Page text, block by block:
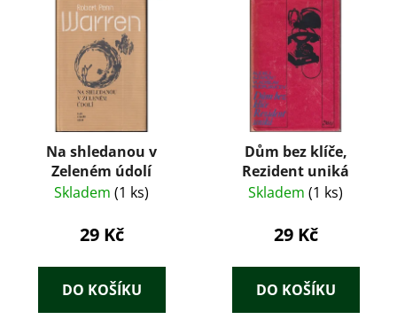
Na shledanou v
Zeleném údolí
Skladem (1 ks)
29 Kč
DO KOŠÍKU
Dům bez klíče,
Rezident uniká
Skladem (1 ks)
29 Kč
DO KOŠÍKU